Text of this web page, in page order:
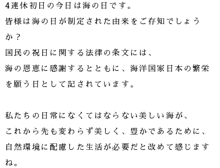
4連休初日の今日は海の日です。
皆様は海の日が制定された由来をご存知でしょう
か？
国民の祝日に関する法律の条文には、
海の恩恵に感謝するとともに、海洋国家日本の繁栄
を願う日として記されています。
私たちの日常になくてはならない美しい海が、
これから先も変わらず美しく、豊かであるために、
自然環境に配慮した生活が必要だと改めて感じます
ね。